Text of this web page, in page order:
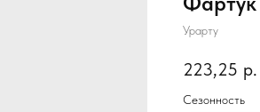
Урарту
223,25 р.
Сезонность